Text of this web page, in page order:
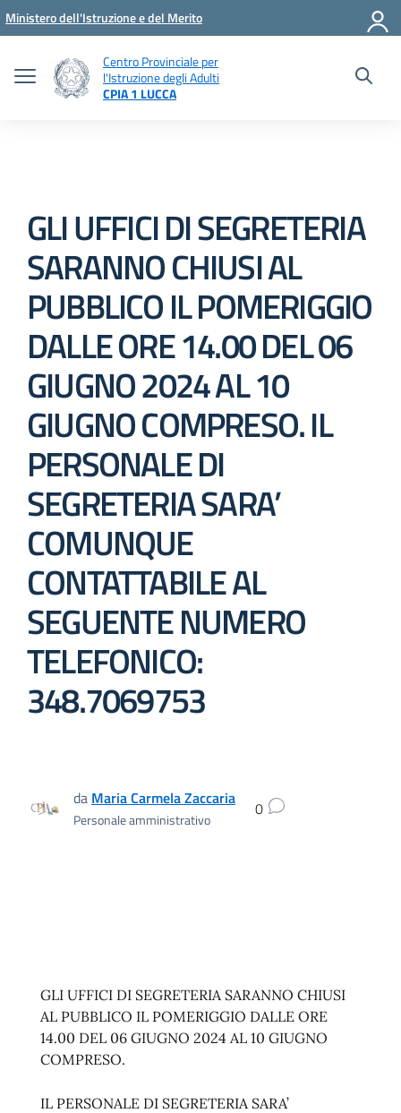
Vai ai contenuti
Vai al menu di navigazione
Vai al footer
Ministero dell'Istruzione e del Merito
Centro Provinciale per
l'Istruzione degli Adulti
CPIA 1 LUCCA
GLI UFFICI DI SEGRETERIA
SARANNO CHIUSI AL
PUBBLICO IL POMERIGGIO
DALLE ORE 14.00 DEL 06
GIUGNO 2024 AL 10
GIUGNO COMPRESO. IL
PERSONALE DI
SEGRETERIA SARA’
COMUNQUE
CONTATTABILE AL
SEGUENTE NUMERO
TELEFONICO:
348.7069753
da Maria Carmela Zaccaria
Personale amministrativo 0
GLI UFFICI DI SEGRETERIA SARANNO CHIUSI
AL PUBBLICO IL POMERIGGIO DALLE ORE
14.00 DEL 06 GIUGNO 2024 AL 10 GIUGNO
COMPRESO.
IL PERSONALE DI SEGRETERIA SARA’